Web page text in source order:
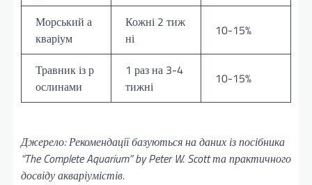
Морський а
кваріум
Кожні 2 тиж
ні
10-15%
Травник із р
ослинами
1 раз на 3-4
тижні
10-15%
Джерело: Рекомендації базуються на даних із посібника
“The Complete Aquarium” by Peter W. Scott та практичного
досвіду акваріумістів.